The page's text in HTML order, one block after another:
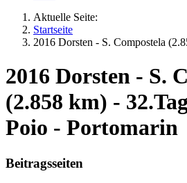
Aktuelle Seite:
Startseite
2016 Dorsten - S. Compostela
2016 Dorsten - S.
(2.858 km) -
Poio - Portomarin
Beitragsseiten